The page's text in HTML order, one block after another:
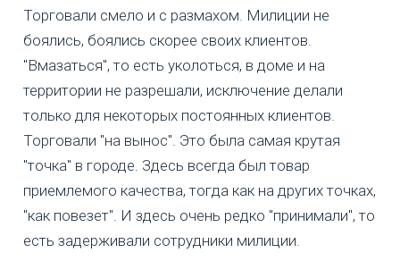
Торговали смело и с размахом. Милиции не
боялись, боялись скорее своих клиентов.
"Вмазаться", то есть уколоться, в доме и на
территории не разрешали, исключение делали
только для некоторых постоянных клиентов.
Торговали "на вынос". Это была самая крутая
"точка" в городе. Здесь всегда был товар
приемлемого качества, тогда как на других точках,
"как повезет". И здесь очень редко "принимали", то
есть задерживали сотрудники милиции.